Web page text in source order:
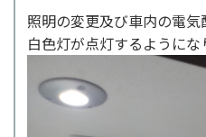
照明の変更及び車内の電
白色灯が点灯するようにな